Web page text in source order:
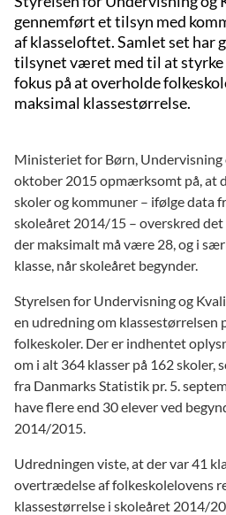
gennemført et tilsyn med
af klasseloftet. Samlet set har
tilsynet været med til at styrke
fokus på at overholde
maksimal klassestørrelse.
Ministeriet for Børn, Undervisning
oktober 2015 opmærksomt på, at
skoler og kommuner – ifølge data
skoleåret 2014/15 – overskred
der maksimalt må være 28, og i
klasse, når skoleåret begynder.
Styrelsen for Undervisning og
en udredning om klassestørrelsen
folkeskoler. Der er indhentet
om i alt 364 klasser på 162 skoler,
fra Danmarks Statistik pr. 5.
have flere end 30 elever ved
2014/2015.
Udredningen viste, at der var 41
overtrædelse af folkeskolelovens
klassestørrelse i skoleåret 2014/